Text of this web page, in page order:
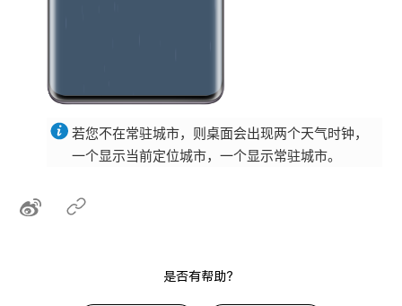
若您不在常驻城市，则桌面会出现两个天气时钟，
一个显示当前定位城市，一个显示常驻城市。
是否有帮助？